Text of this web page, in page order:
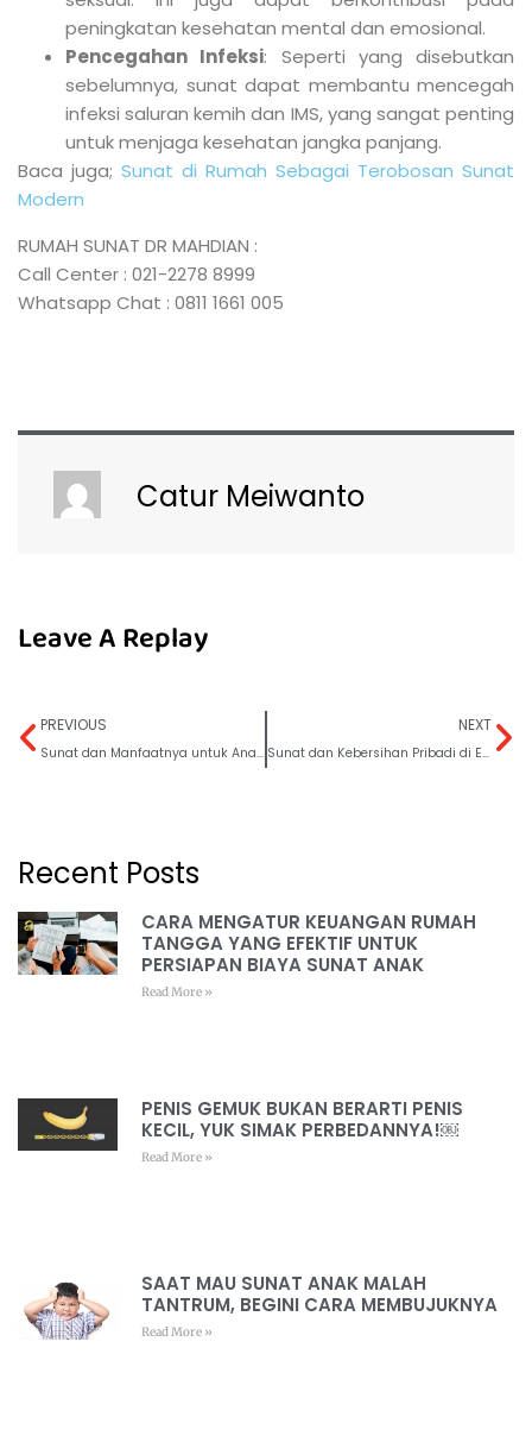
peningkatan kesehatan mental dan emosional.
Pencegahan Infeksi: Seperti yang disebutkan
sebelumnya, sunat dapat membantu mencegah
infeksi saluran kemih dan IMS, yang sangat penting
untuk menjaga kesehatan jangka panjang.
Baca juga; Sunat di Rumah Sebagai Terobosan Sunat
Modern
RUMAH SUNAT DR MAHDIAN :
Call Center : 021-2278 8999
Whatsapp Chat : 0811 1661 005
Catur Meiwanto
Leave A Replay
PREVIOUS
Sunat dan Manfaatnya untuk Anak dengan Alergi Kulit
NEXT
Sunat dan Kebersihan Pribadi di Era Generasi Digital
Recent Posts
CARA MENGATUR KEUANGAN RUMAH
TANGGA YANG EFEKTIF UNTUK
PERSIAPAN BIAYA SUNAT ANAK
Read More »
PENIS GEMUK BUKAN BERARTI PENIS
KECIL, YUK SIMAK PERBEDANNYA!￼
Read More »
SAAT MAU SUNAT ANAK MALAH
TANTRUM, BEGINI CARA MEMBUJUKNYA
Read More »